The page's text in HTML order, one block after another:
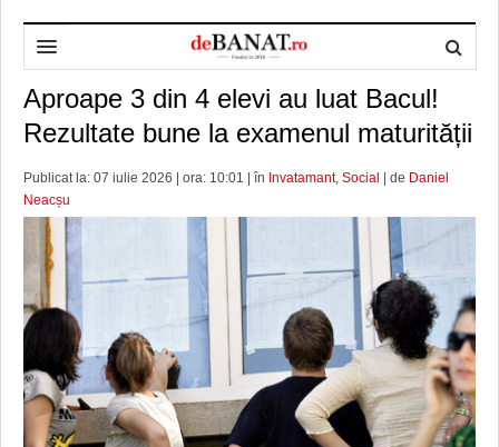
HOME
DESPRE NOI
REDACȚIA DEBANAT
POLITICA DE CONFIDENȚIALITATE
ADMINISTRAȚIE
PRIMĂRIA TIMIŞOARA
CONSILIUL JUDEŢEAN TIMIŞ
PREFECTURA TIMIŞ
POLITICĂ
SPORT
POLI TIMISOARA
FOTBAL JUDETEAN
ALTE SPORTURI
DOSARELE DEBANAT
ETICA LUCIDITĂȚII ASISTATE
JURNAL DE CAMPANIE
TIMP LIBER ȘI CULTURĂ
TIMP LIBER
ULTRAMARIN VA RECOMANDA
ECONOMIC
AFACERI
SĂNĂTATE
Aproape 3 din 4 elevi au luat Bacul!
Rezultate bune la examenul maturității
Publicat la: 07 iulie 2026 | ora: 10:01 | în Invatamant, Social | de Daniel
Neacșu